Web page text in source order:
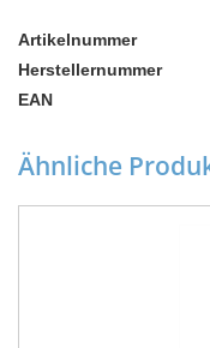
Artikelnummer
Herstellernummer
EAN
Ähnliche